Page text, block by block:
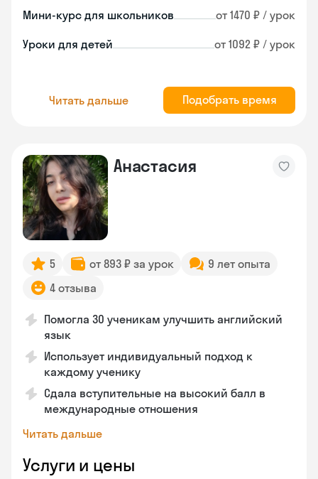
Мини-курс для школьников от 1470 ₽ / урок
Уроки для детей от 1092 ₽ / урок
Читать дальше Подобрать время
Анастасия
5 от 893 ₽ за урок
9 лет опыта
4 отзыва
Помогла 30 ученикам улучшить английский
язык
Использует индивидуальный подход к
каждому ученику
Сдала вступительные на высокий балл в
международные отношения
Читать дальше
Услуги и цены